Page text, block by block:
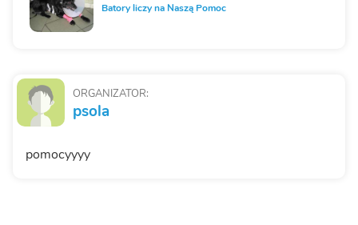
ORGANIZATOR:
psola
pomocyyyy
Batory liczy na Naszą Pomoc